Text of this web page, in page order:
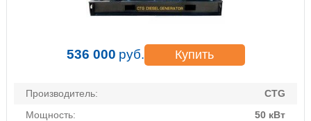
536 000 руб. Купить
Производитель:
CTG
Мощность:
50 кВт